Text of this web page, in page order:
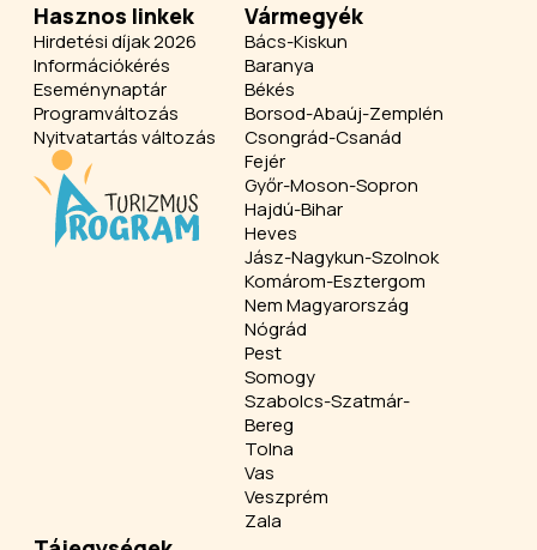
Hasznos linkek
Hirdetési díjak 2026
Információkérés
Eseménynaptár
Programváltozás
Nyitvatartás változás
Vármegyék
Bács-Kiskun
Baranya
Békés
Borsod-Abaúj-Zemplén
Csongrád-Csanád
Fejér
Győr-Moson-Sopron
Hajdú-Bihar
Heves
Jász-Nagykun-Szolnok
Komárom-Esztergom
Nem Magyarország
Nógrád
Pest
Somogy
Szabolcs-Szatmár-
Bereg
Tolna
Vas
Veszprém
Zala